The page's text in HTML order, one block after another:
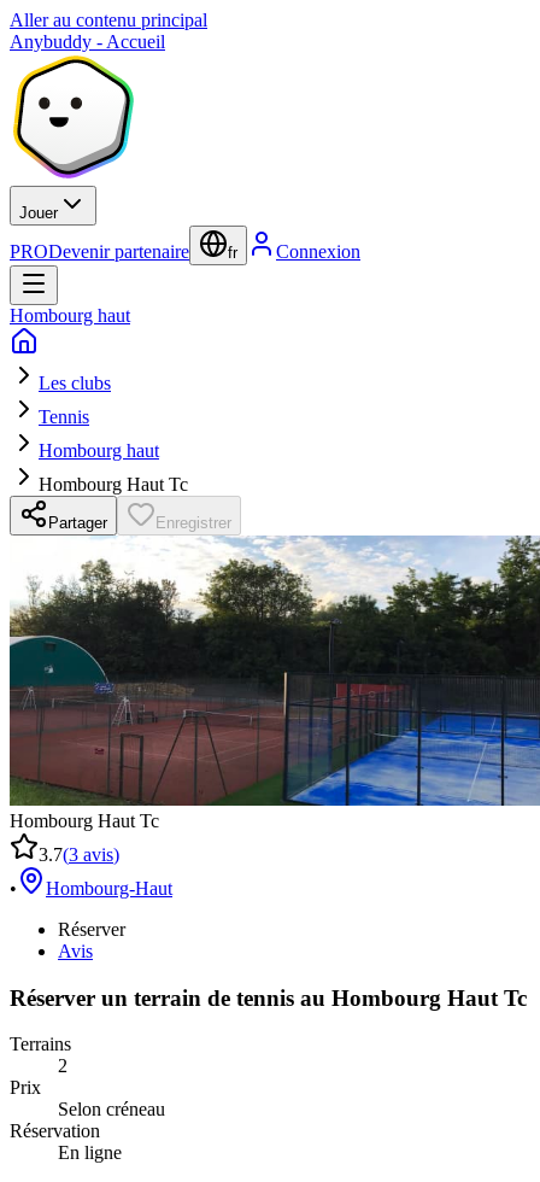
Aller au contenu principal
Anybuddy - Accueil
Jouer
PRODevenir partenaire fr Connexion
Hombourg haut
Les clubs
Tennis
Hombourg haut
Hombourg Haut Tc
Partager Enregistrer
Hombourg Haut Tc
3.7(3 avis)
•
Hombourg-Haut
Réserver
Avis
Réserver un terrain de tennis au Hombourg Haut Tc
Terrains
2
Prix
Selon créneau
Réservation
En ligne